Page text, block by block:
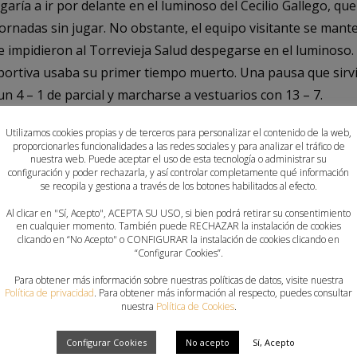
a ir por delante en el luminoso del Cecilio Gallego,
sin jugar. No obstante, el equipo visitante se
al Torrevieja Salud despegarse en el
usaba su primer tiempo muerto. Una pausa que
4 – 1 de parcial y marcharse a vestuarios con 13 – 7.
equipo local mantendría la intensidad defensiva y
por el Peña Deportiva. Con 16 – 10 en el luminoso
a plantear la salida de su portero para jugar con siete
sabría defender y atacar para hacer goles fáciles
juego.
para rodar al equipo y dar entrada a todos los
Naim que tendría la oportunidad de anotar su prier gol
18 final.
Torrevieja Salud Mare Nostrum suma dos
Utilizamos cookies propias y de terceros para personalizar el contenido de la web,
proporcionarles funcionalidades a las redes sociales y para analizar el tráfico de
nuestra web. Puede aceptar el uso de esta tecnología o administrar su
configuración y poder rechazarla, y así controlar completamente qué información
se recopila y gestiona a través de los botones habilitados al efecto.
Al clicar en "Sí, Acepto", ACEPTA SU USO, si bien podrá retirar su consentimiento
en cualquier momento. También puede RECHAZAR la instalación de cookies
clicando en “No Acepto" o CONFIGURAR la instalación de cookies clicando en
“Configurar Cookies”.
Para obtener más información sobre nuestras políticas de datos, visite nuestra
Política de privacidad. Para obtener más información al respecto, puedes consultar
nuestra Política de Cookies.
Configurar Cookies No acepto Sí, Acepto